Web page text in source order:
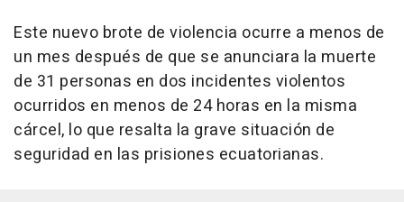
Este nuevo brote de violencia ocurre a menos de
un mes después de que se anunciara la muerte
de 31 personas en dos incidentes violentos
ocurridos en menos de 24 horas en la misma
cárcel, lo que resalta la grave situación de
seguridad en las prisiones ecuatorianas.